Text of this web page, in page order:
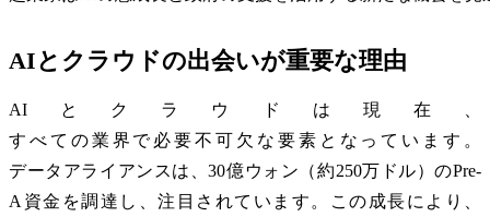
AIとクラウドの出会いが重要な理由
AIとクラウドは現在、
すべての業界で必要不可欠な要素となっています。
データアライアンスは、30億ウォン（約250万ドル）のPre-
A資金を調達し、注目されています。この成長により、